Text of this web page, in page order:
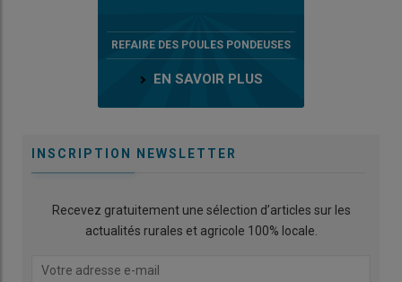
REFAIRE DES POULES PONDEUSES
EN SAVOIR PLUS
INSCRIPTION NEWSLETTER
Recevez gratuitement une sélection d’articles sur les
actualités rurales et agricole 100% locale.